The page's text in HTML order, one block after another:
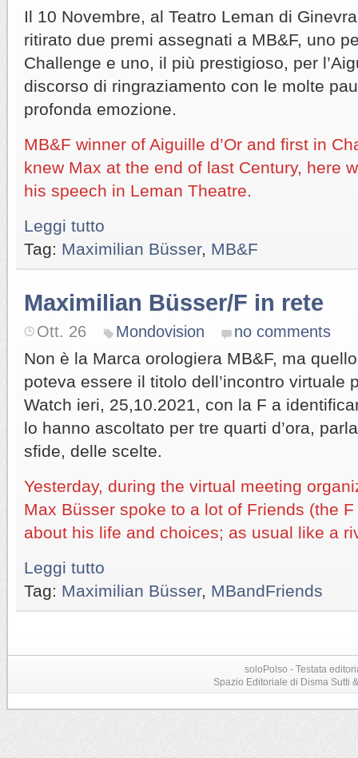
Il 10 Novembre, al Teatro Leman di
ritirato due premi assegnati a MB&F, uno
Challenge e uno, il più prestigioso, per
discorso di ringraziamento con le molte
profonda emozione.
MB&F winner of Aiguille d’Or and first in
knew Max at the end of last Century, here
his speech in Leman Theatre.
Leggi tutto
Tag: Maximilian Büsser, MB&F
Maximilian Büsser/F in rete
Ott. 26 Mondovision no comments
Non è la Marca orologiera MB&F, ma
poteva essere il titolo dell’incontro virtuale
Watch ieri, 25,10.2021, con la F a
lo hanno ascoltato per tre quarti d’ora,
sfide, delle scelte.
Yesterday, during the virtual meeting
Max Büsser spoke to a lot of Friends (the
about his life and choices; as usual like a
Leggi tutto
Tag: Maximilian Büsser, MBandFriends
soloPolso - Testata
Spazio Editoriale di Disma Sutti